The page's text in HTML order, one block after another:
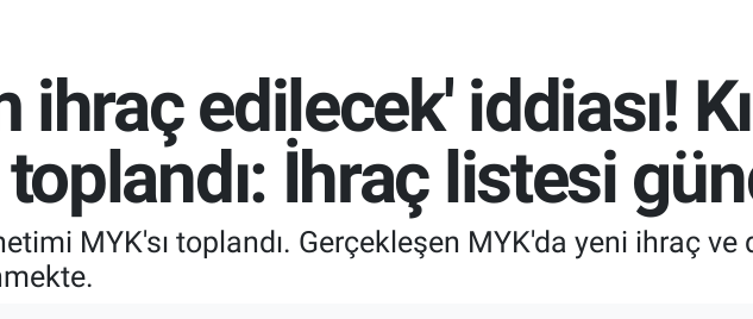
ihraç edilecek' iddiası!
toplandı: İhraç listesi
MYK'sı toplandı. Gerçekleşen MYK'da yeni ihraç ve